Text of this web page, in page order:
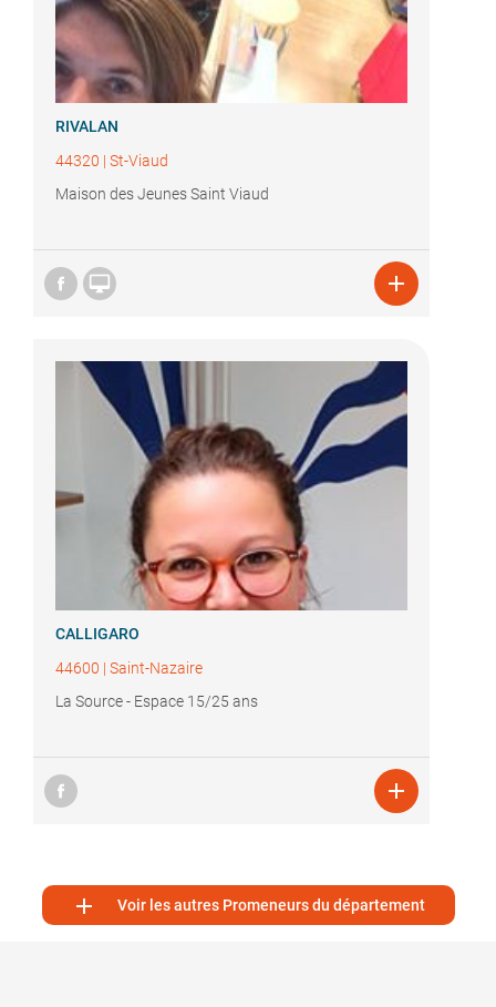
RIVALAN
44320 | St-Viaud
Maison des Jeunes Saint Viaud
 
CALLIGARO
44600 | Saint-Nazaire
La Source - Espace 15/25 ans

 Voir les autres Promeneurs du département